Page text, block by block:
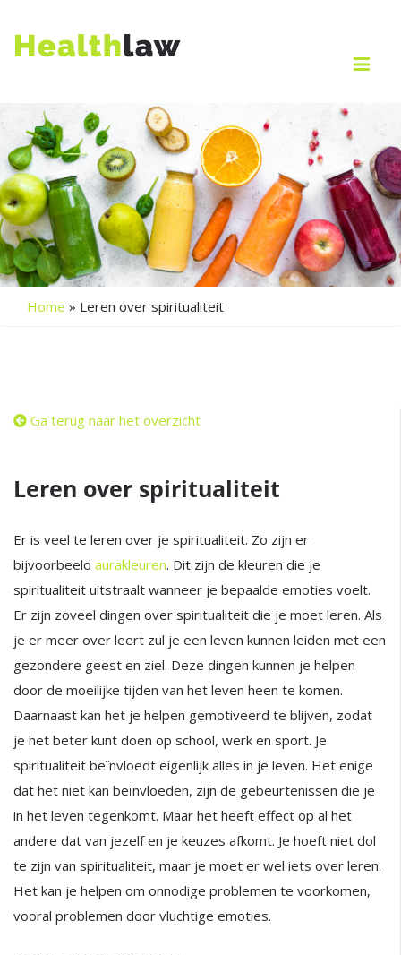
Home » Leren over spiritualiteit
Ga terug naar het overzicht
Leren over spiritualiteit
Er is veel te leren over je spiritualiteit. Zo zijn er
bijvoorbeeld aurakleuren. Dit zijn de kleuren die je
spiritualiteit uitstraalt wanneer je bepaalde emoties voelt.
Er zijn zoveel dingen over spiritualiteit die je moet leren. Als
je er meer over leert zul je een leven kunnen leiden met een
gezondere geest en ziel. Deze dingen kunnen je helpen
door de moeilijke tijden van het leven heen te komen.
Daarnaast kan het je helpen gemotiveerd te blijven, zodat
je het beter kunt doen op school, werk en sport. Je
spiritualiteit beïnvloedt eigenlijk alles in je leven. Het enige
dat het niet kan beïnvloeden, zijn de gebeurtenissen die je
in het leven tegenkomt. Maar het heeft effect op al het
andere dat van jezelf en je keuzes afkomt. Je hoeft niet dol
te zijn van spiritualiteit, maar je moet er wel iets over leren.
Het kan je helpen om onnodige problemen te voorkomen,
vooral problemen door vluchtige emoties.